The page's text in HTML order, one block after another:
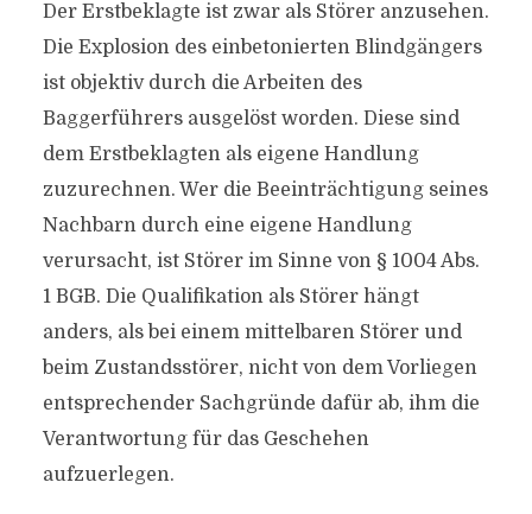
Der Erstbeklagte ist zwar als Störer anzusehen.
Die Explosion des einbetonierten Blindgängers
ist objektiv durch die Arbeiten des
Baggerführers ausgelöst worden. Diese sind
dem Erstbeklagten als eigene Handlung
zuzurechnen. Wer die Beeinträchtigung seines
Nachbarn durch eine eigene Handlung
verursacht, ist Störer im Sinne von § 1004 Abs.
1 BGB. Die Qualifikation als Störer hängt
anders, als bei einem mittelbaren Störer und
beim Zustandsstörer, nicht von dem Vorliegen
entsprechender Sachgründe dafür ab, ihm die
Verantwortung für das Geschehen
aufzuerlegen.